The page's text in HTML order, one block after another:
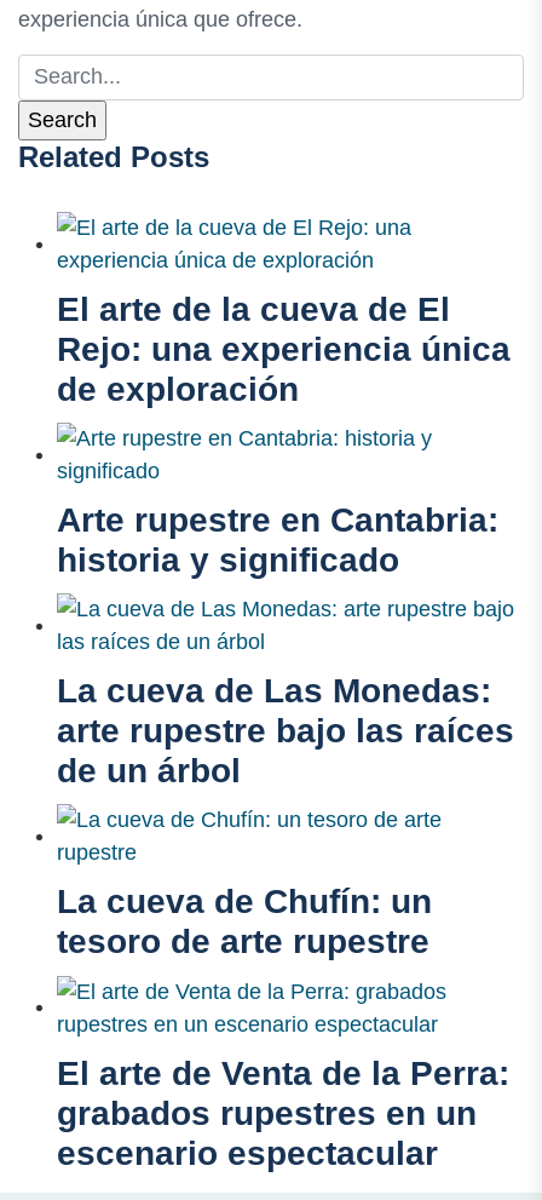
experiencia única que ofrece.
Related Posts
El arte de la cueva de El
Rejo: una experiencia única
de exploración
Arte rupestre en Cantabria:
historia y significado
La cueva de Las Monedas:
arte rupestre bajo las raíces
de un árbol
La cueva de Chufín: un
tesoro de arte rupestre
El arte de Venta de la Perra:
grabados rupestres en un
escenario espectacular